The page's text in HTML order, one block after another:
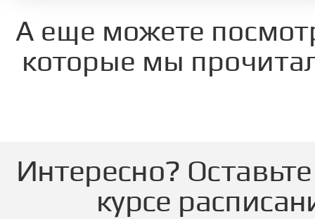
А еще можете
которые мы
Интересно?
курсе